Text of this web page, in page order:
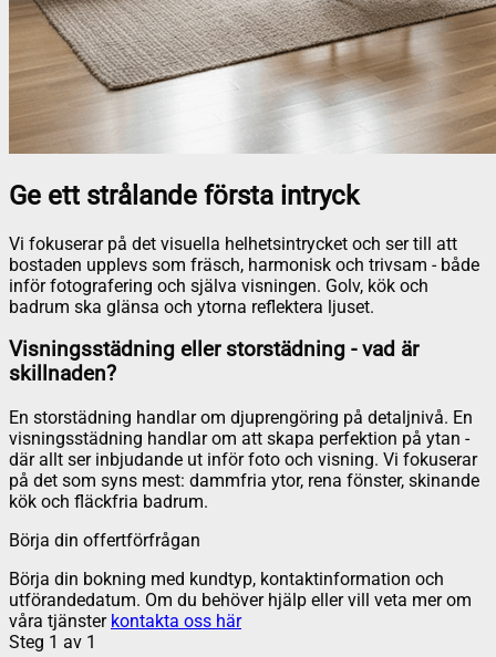
Ge ett strålande första intryck
Vi fokuserar på det visuella helhetsintrycket och ser till att
bostaden upplevs som fräsch, harmonisk och trivsam - både
inför fotografering och själva visningen. Golv, kök och
badrum ska glänsa och ytorna reflektera ljuset.
Visningsstädning eller storstädning - vad är
skillnaden?
En storstädning handlar om djuprengöring på detaljnivå. En
visningsstädning handlar om att skapa perfektion på ytan -
där allt ser inbjudande ut inför foto och visning. Vi fokuserar
på det som syns mest: dammfria ytor, rena fönster, skinande
kök och fläckfria badrum.
Börja din offertförfrågan
Börja din bokning med kundtyp, kontaktinformation och
utförandedatum. Om du behöver hjälp eller vill veta mer om
våra tjänster kontakta oss här
Steg 1 av 1